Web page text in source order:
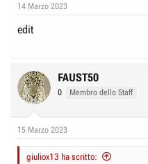
14 Marzo 2023
edit
FAUST50
0 Membro dello Staff
15 Marzo 2023
giuliox13 ha scritto: